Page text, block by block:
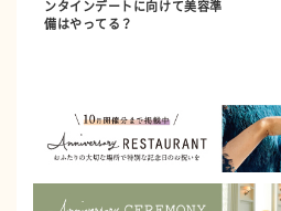
ンタインデートに向けて美容準
備はやってる？